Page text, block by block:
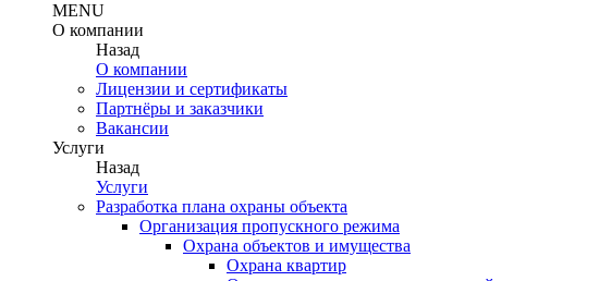
MENU
О компании
Назад
О компании
Лицензии и сертификаты
Партнёры и заказчики
Вакансии
Услуги
Назад
Услуги
Разработка плана охраны объекта
Организация пропускного режима
Охрана объектов и имущества
Охрана квартир